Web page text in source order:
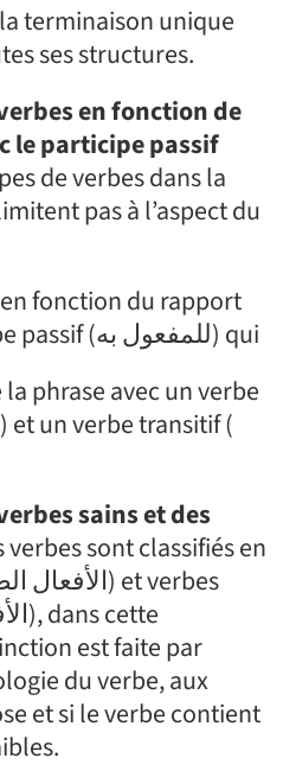
terminaison unique
ses structures.
en fonction de
le participe passif
de verbes dans la
pas à l’aspect du
fonction du rapport
du verbe au participe passif (للمفعول به) qui
phrase avec un verbe
sains etdes
verbes sont classifiés en
est faite par
du verbe, aux
et si le verbe contient